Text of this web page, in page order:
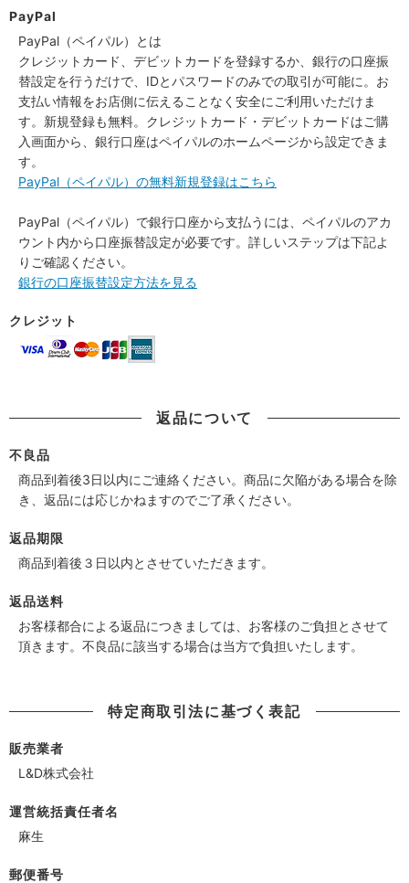
PayPal
PayPal（ペイパル）とは
クレジットカード、デビットカードを登録するか、銀行の口座振
替設定を行うだけで、IDとパスワードのみでの取引が可能に。お
支払い情報をお店側に伝えることなく安全にご利用いただけま
す。新規登録も無料。クレジットカード・デビットカードはご購
入画面から、銀行口座はペイパルのホームページから設定できま
す。
PayPal（ペイパル）の無料新規登録はこちら
PayPal（ペイパル）で銀行口座から支払うには、ペイパルのアカ
ウント内から口座振替設定が必要です。詳しいステップは下記よ
りご確認ください。
銀行の口座振替設定方法を見る
クレジット
返品について
不良品
商品到着後3日以内にご連絡ください。商品に欠陥がある場合を除
き、返品には応じかねますのでご了承ください。
返品期限
商品到着後３日以内とさせていただきます。
返品送料
お客様都合による返品につきましては、お客様のご負担とさせて
頂きます。不良品に該当する場合は当方で負担いたします。
特定商取引法に基づく表記
販売業者
L&D株式会社
運営統括責任者名
麻生
郵便番号